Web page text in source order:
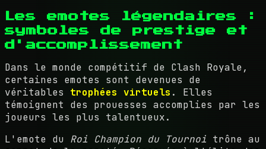
Les emotes légendaires :
symboles de prestige et
d'accomplissement
Dans le monde compétitif de Clash Royale,
certaines emotes sont devenues de
véritables trophées virtuels . Elles
témoignent des prouesses accomplies par les
joueurs les plus talentueux.
L'emote du Roi Champion du Tournoi trône au